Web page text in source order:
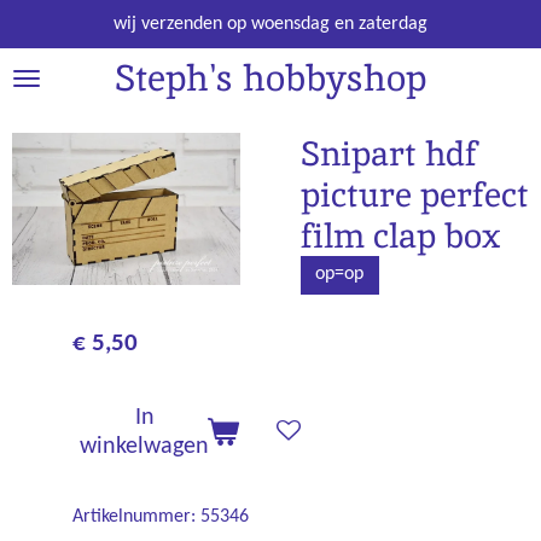
direct
naar
hoofdinhoud
Steph's hobbyshop
wij verzenden op woensdag en zaterdag
Snipart hdf
picture perfect
film clap box
op=op
€ 5,50
In
winkelwagen
Artikelnummer: 55346